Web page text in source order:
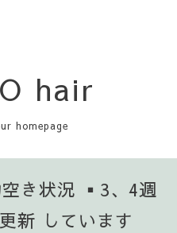
hair
homepage
き状況 ▪️3、4週
新 しています